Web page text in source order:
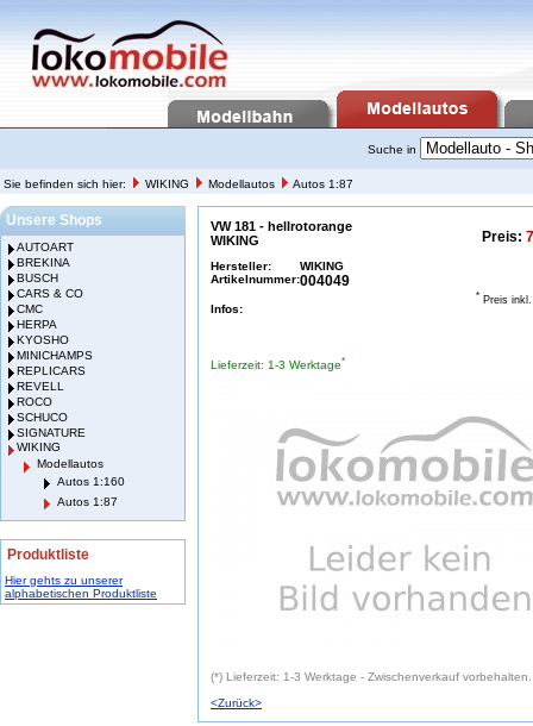
Suche in
Sie befinden sich hier: WIKING Modellautos Autos 1:87
Unsere Shops
AUTOART
BREKINA
BUSCH
CARS & CO
CMC
HERPA
KYOSHO
MINICHAMPS
REPLICARS
REVELL
ROCO
SCHUCO
SIGNATURE
WIKING
Modellautos
Autos 1:160
Autos 1:87
Produktliste
Hier gehts zu unserer
alphabetischen Produktliste
VW 181 - hellrotorange
WIKING
Hersteller:
WIKING
Artikelnummer:004049
Infos:
Lieferzeit: 1-3 Werktage*
Preis:
* Preis
(*) Lieferzeit: 1-3 Werktage - Zwischenverkauf vorbehalten.
<Zurück>